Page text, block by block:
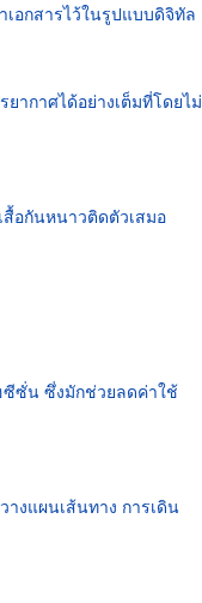
เอกสารไว้ในรูปแบบดิจิทัล
ากาศได้อย่างเต็มที่โดยไม่
อกันหนาวติดตัวเสมอ
ซีซั่น ซึ่งมักช่วยลดค่าใช้
างแผนเส้นทาง การเดิน